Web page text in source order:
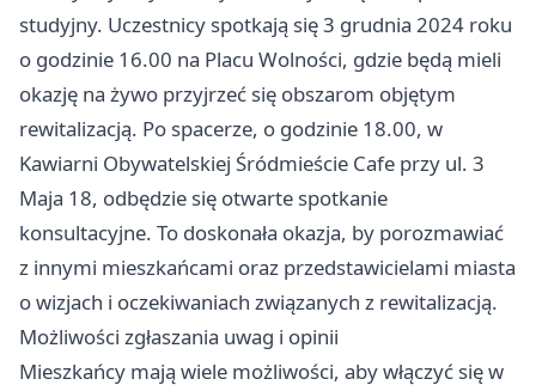
studyjny. Uczestnicy spotkają się 3 grudnia 2024 roku
o godzinie 16.00 na Placu Wolności, gdzie będą mieli
okazję na żywo przyjrzeć się obszarom objętym
rewitalizacją. Po spacerze, o godzinie 18.00, w
Kawiarni Obywatelskiej Śródmieście Cafe przy ul. 3
Maja 18, odbędzie się otwarte spotkanie
konsultacyjne. To doskonała okazja, by porozmawiać
z innymi mieszkańcami oraz przedstawicielami miasta
o wizjach i oczekiwaniach związanych z rewitalizacją.
Możliwości zgłaszania uwag i opinii
Mieszkańcy mają wiele możliwości, aby włączyć się w